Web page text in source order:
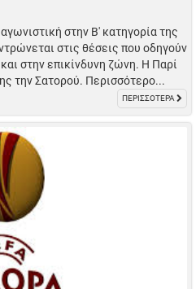
στην Β' κατηγορία της
στις θέσεις που οδηγούν
στην επικίνδυνη ζώνη. Η Παρί
την Σατορού. Περισσότερο...
ΠΕΡΙΣΣΟΤΕΡΑ